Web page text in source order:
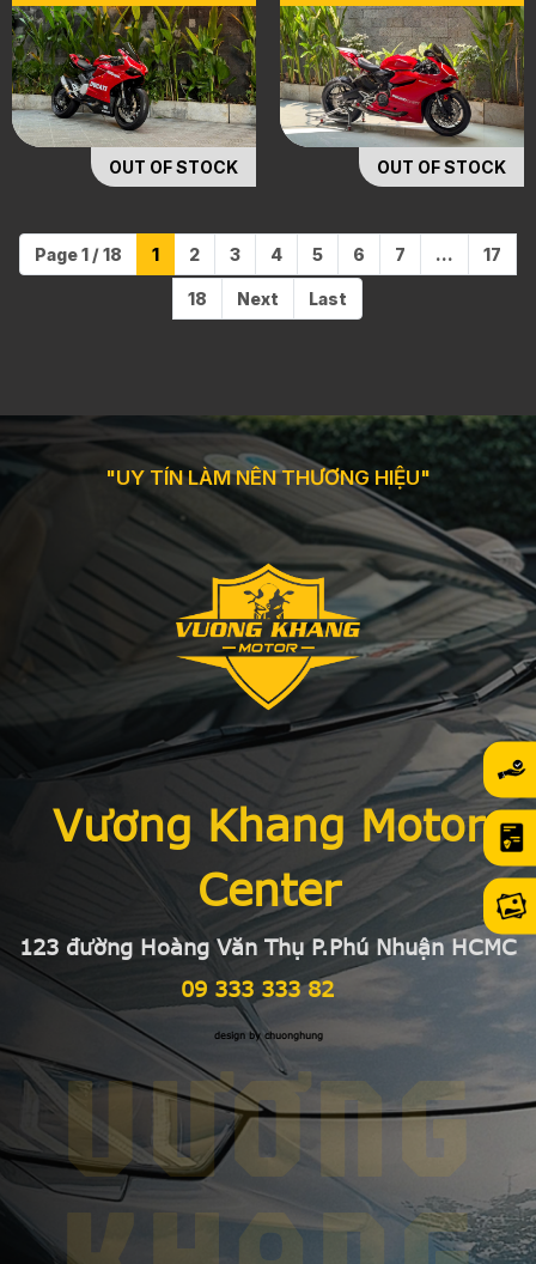
OUT OF STOCK OUT OF STOCK
Page 1 / 18 1 2 3 4 5 6 7 ... 17
18 Next Last
"UY TÍN LÀM NÊN THƯƠNG HIỆU"
Vương Khang Motor
Center
123 đường Hoàng Văn Thụ P.Phú Nhuận HCMC
09 333 333 82
design by chuonghung
VƯƠNG